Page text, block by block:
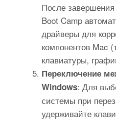
После
Boot Camp
драйверы для
компонентов Mac
клавиатуры,
Переключение
Windows: Для
системы при
удерживайте